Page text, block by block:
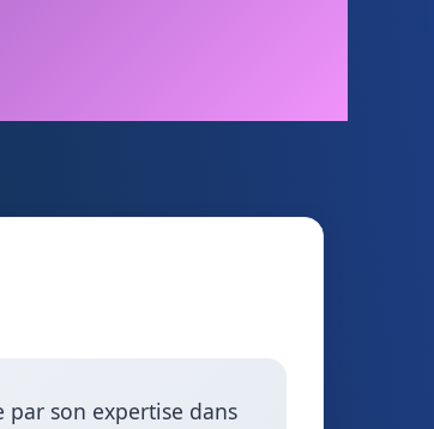
son expertise dans